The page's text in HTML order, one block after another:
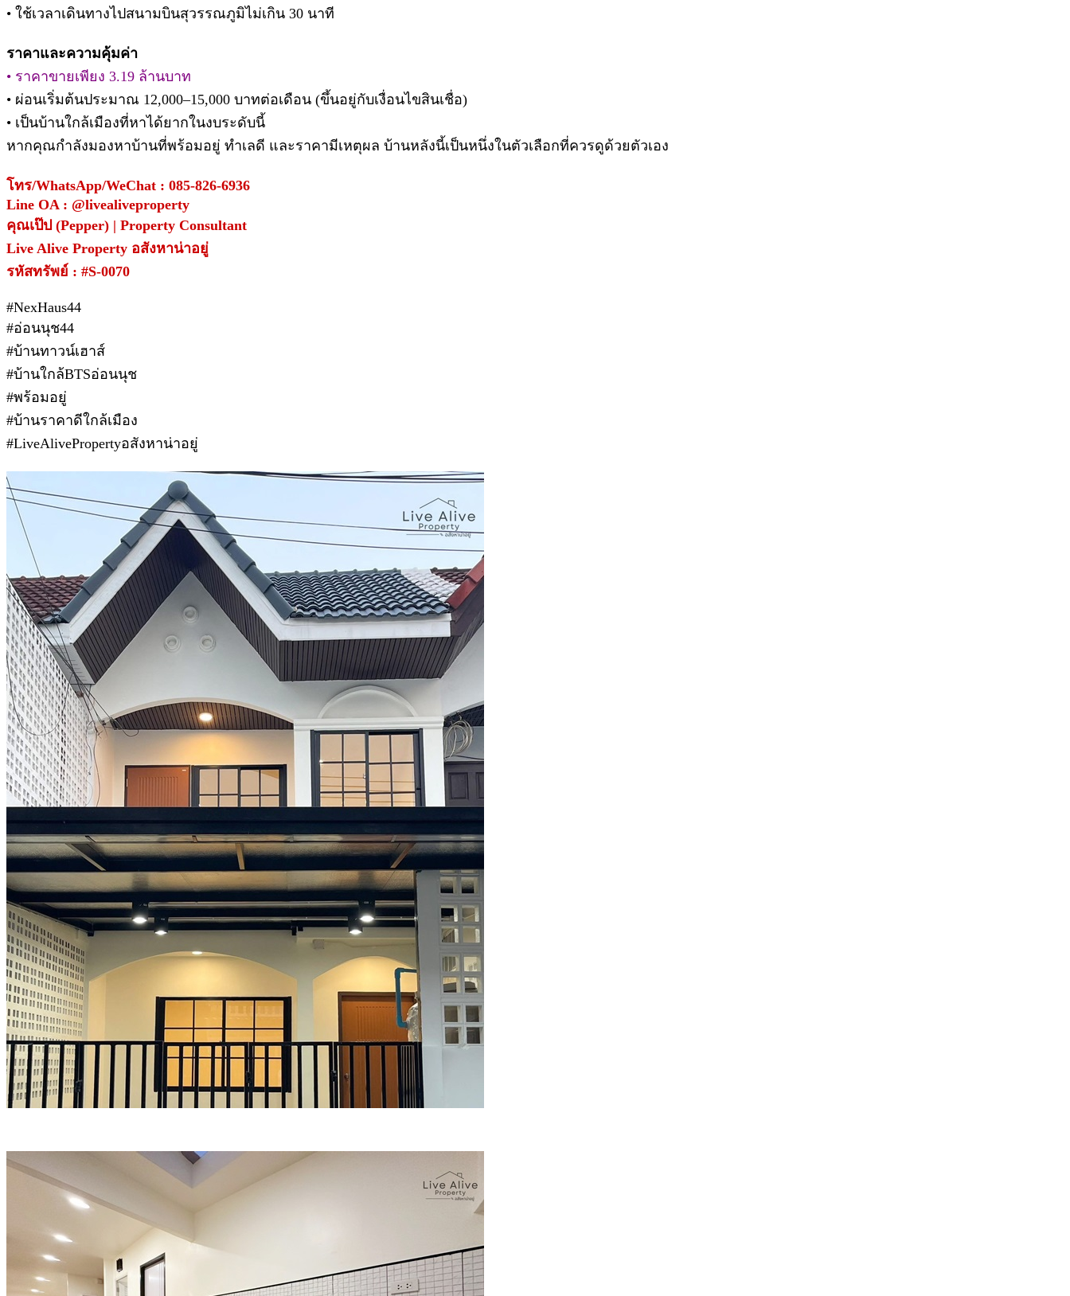
• ใช้เวลาเดินทางไปสนามบินสุวรรณภูมิไม่เกิน 30 นาที
ราคาและความคุ้มค่า
• ราคาขายเพียง 3.19 ล้านบาท
• ผ่อนเริ่มต้นประมาณ 12,000–15,000 บาทต่อเดือน (ขึ้นอยู่กับเงื่อนไขสินเชื่อ)
• เป็นบ้านใกล้เมืองที่หาได้ยากในงบระดับนี้
หากคุณกำลังมองหาบ้านที่พร้อมอยู่ ทำเลดี และราคามีเหตุผล บ้านหลังนี้เป็นหนึ่งในตัวเลือกที่ควรดูด้วยตัวเอง
โทร/WhatsApp/WeChat : 085-826-6936
Line OA : @livealiveproperty
คุณเป๊ป (Pepper) | Property Consultant
Live Alive Property อสังหาน่าอยู่
รหัสทรัพย์ : #S-0070
#NexHaus44
#อ่อนนุช44
#บ้านทาวน์เฮาส์
#บ้านใกล้BTSอ่อนนุช
#พร้อมอยู่
#บ้านราคาดีใกล้เมือง
#LiveAlivePropertyอสังหาน่าอยู่